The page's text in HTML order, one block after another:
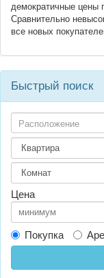
демократичные цены
Сравнительно
все новых
Быстрый поиск
Расположение
Цена
Покупка